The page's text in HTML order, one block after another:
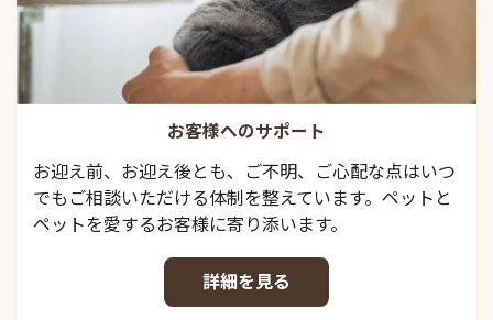
お客様へのサポート
お迎え前、お迎え後とも、ご不明、ご心配な点はいつ
でもご相談いただける体制を整えています。ペットと
ペットを愛するお客様に寄り添います。
詳細を見る